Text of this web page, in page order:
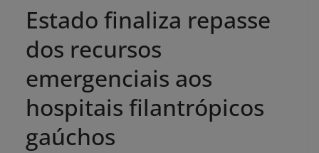
Estado finaliza repasse
dos recursos
emergenciais aos
hospitais filantrópicos
gaúchos